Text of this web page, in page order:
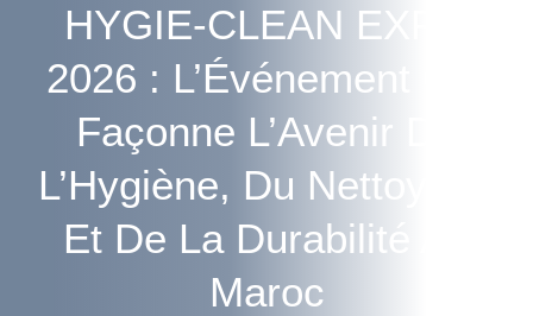
HYGIE-CLEAN EXPO
2026 : L’Événement Qui
Façonne L’Avenir De
L’Hygiène, Du Nettoyage
Et De La Durabilité Au
Maroc